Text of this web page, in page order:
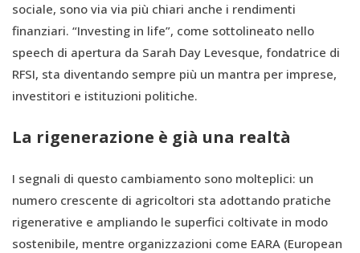
sociale, sono via via più chiari anche i rendimenti
finanziari. “Investing in life”, come sottolineato nello
speech di apertura da Sarah Day Levesque, fondatrice di
RFSI, sta diventando sempre più un mantra per imprese,
investitori e istituzioni politiche.
La rigenerazione è già una realtà
I segnali di questo cambiamento sono molteplici: un
numero crescente di agricoltori sta adottando pratiche
rigenerative e ampliando le superfici coltivate in modo
sostenibile, mentre organizzazioni come EARA (European